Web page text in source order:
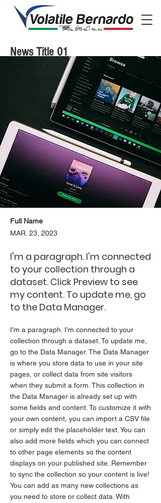
Full Name
MAR. 23, 2023
I'm a paragraph. I'm connected
to your collection through a
dataset. Click Preview to see
my content. To update me, go
to the Data Manager.
I'm a paragraph. I'm connected to your
collection through a dataset. To update me,
go to the Data Manager. The Data Manager
is where you store data to use in your site
pages, or collect data from site visitors
when they submit a form. This collection in
the Data Manager is already set up with
some fields and content. To customize it with
your own content, you can import a CSV file
or simply edit the placeholder text. You can
also add more fields which you can connect
to other page elements so the content
displays on your published site. Remember
to sync the collection so your content is live!
You can add as many new collections as
you need to store or collect data. With
News Title 01